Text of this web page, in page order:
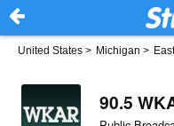
United States > Michigan >
90.5